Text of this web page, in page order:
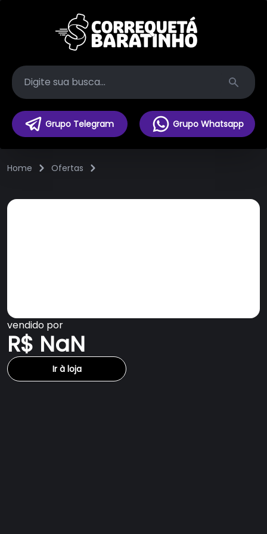
Search
Grupo Telegram Grupo Whatsapp
Home Ofertas
vendido por
R$ NaN
Ir à loja